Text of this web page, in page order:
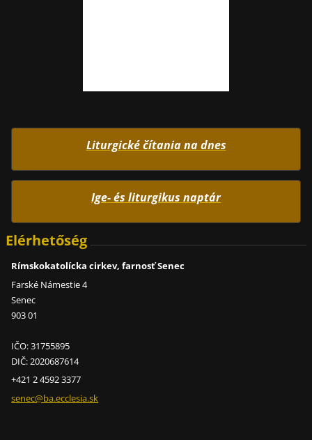
Liturgické čítania na dnes
Ige- és liturgikus naptár
Elérhetőség
Rímskokatolícka cirkev, farnosť Senec
Farské Námestie 4
Senec
903 01
IČO: 31755895
DIČ: 2020687614
+421 2 4592 3377
senec@ba.ecclesia.sk